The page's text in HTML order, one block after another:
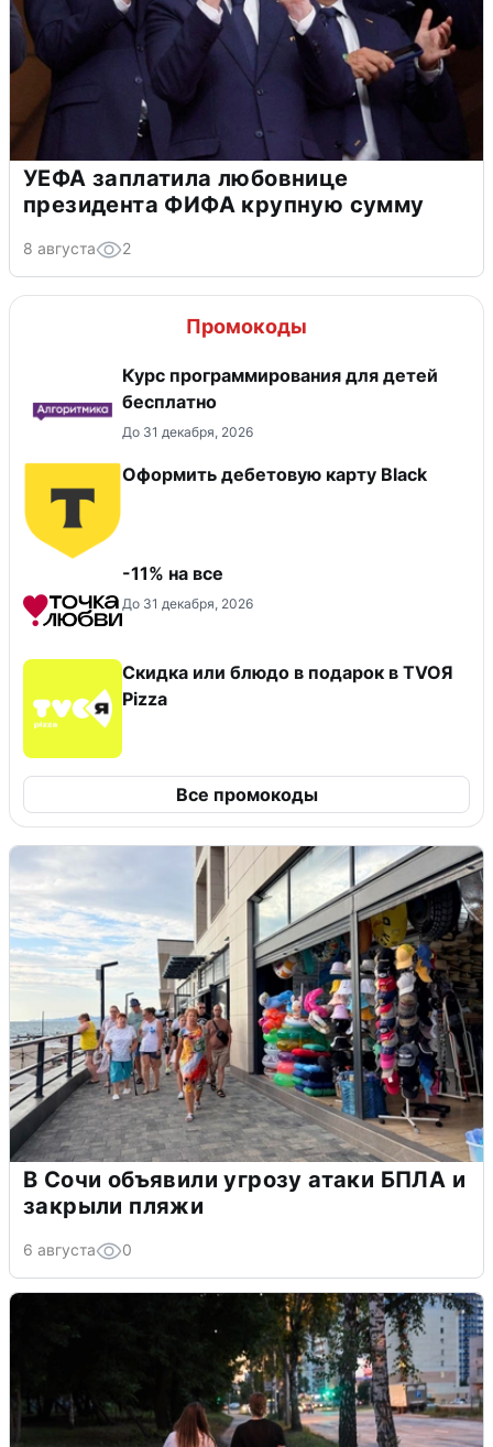
УЕФА заплатила любовнице
президента ФИФА крупную сумму
8 августа 2
Промокоды
Курс программирования для детей
бесплатно
До 31 декабря, 2026
Оформить дебетовую карту Black
-11% на все
До 31 декабря, 2026
Скидка или блюдо в подарок в TVOЯ
Pizza
Все промокоды
В Сочи объявили угрозу атаки БПЛА и
закрыли пляжи
6 августа 0